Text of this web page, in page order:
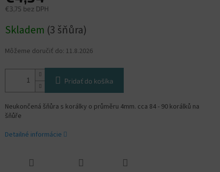
€3,75 bez DPH
cena:
Skladem (3 šňůra)
Môžeme doručiť do: 11.8.2026
Pridať do košíka
Neukončená šňůra s korálky o průměru 4mm. cca 84 - 90 korálků na
šňůře
Detailné informácie